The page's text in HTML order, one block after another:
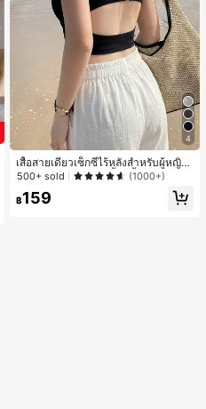
4
เสื้อสายเดี่ยวเซ็กซี่ไร้หลังสำหรับผู้หญิง
พร้อมบราแบบมีฟองน้ำ, เสื้อกล้ามแขน
500+ sold (1000+)
฿159